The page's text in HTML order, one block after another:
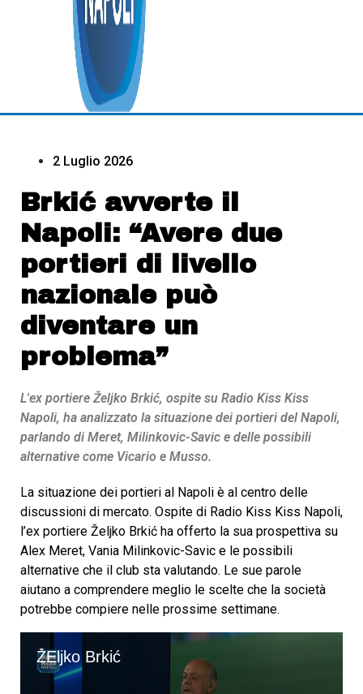
2 Luglio 2026
Brkić avverte il
Napoli: “Avere due
portieri di livello
nazionale può
diventare un
problema”
L'ex portiere Željko Brkić, ospite su Radio Kiss Kiss
Napoli, ha analizzato la situazione dei portieri del Napoli,
parlando di Meret, Milinkovic-Savic e delle possibili
alternative come Vicario e Musso.
La situazione dei portieri al Napoli è al centro delle
discussioni di mercato. Ospite di Radio Kiss Kiss Napoli,
l’ex portiere Željko Brkić ha offerto la sua prospettiva su
Alex Meret, Vania Milinkovic-Savic e le possibili
alternative che il club sta valutando. Le sue parole
aiutano a comprendere meglio le scelte che la società
potrebbe compiere nelle prossime settimane.
ŽEljko Brkić